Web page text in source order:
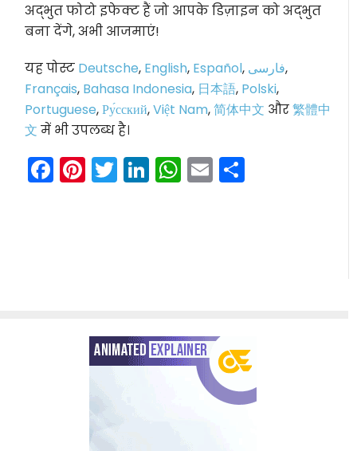
अद्भुत फोटो इफेक्ट हैं जो आपके डिज़ाइन को अद्भुत
बना देंगे, अभी आजमाएं!
यह पोस्ट Deutsche, English, Español, فارسی,
Français, Bahasa Indonesia, 日本語, Polski,
Portuguese,Ру́сский,Việt Nam,简体中文 और繁體中
文 में भी उपलब्ध है।
Facebook
Pinterest
Twitter
LinkedIn
WhatsApp
Email